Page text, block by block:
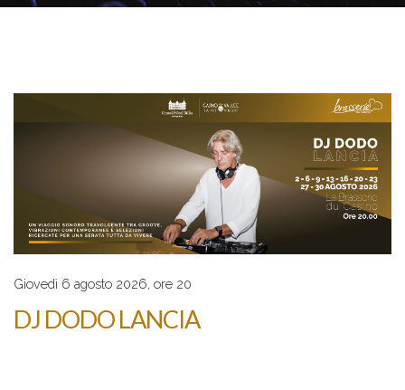
Giovedì 6 agosto 2026, ore 20
DJ DODO LANCIA